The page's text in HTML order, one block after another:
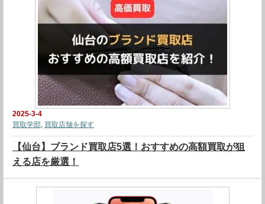
2025-3-4
買取学部, 買取店舗を探す
【仙台】ブランド買取店5選！おすすめの高額買取が狙
える店を厳選！